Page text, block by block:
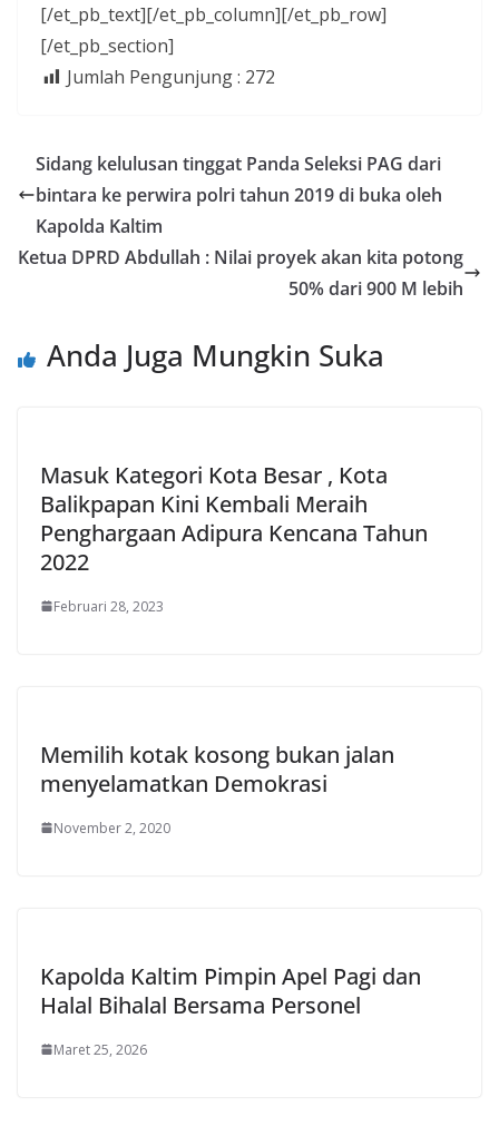
[/et_pb_text][/et_pb_column][/et_pb_row]
[/et_pb_section]
Jumlah Pengunjung : 272
Sidang kelulusan tinggat Panda Seleksi PAG dari
bintara ke perwira polri tahun 2019 di buka oleh
Kapolda Kaltim
Ketua DPRD Abdullah : Nilai proyek akan kita potong
50% dari 900 M lebih
Anda Juga Mungkin Suka
Masuk Kategori Kota Besar , Kota
Balikpapan Kini Kembali Meraih
Penghargaan Adipura Kencana Tahun
2022
Februari 28, 2023
Memilih kotak kosong bukan jalan
menyelamatkan Demokrasi
November 2, 2020
Kapolda Kaltim Pimpin Apel Pagi dan
Halal Bihalal Bersama Personel
Maret 25, 2026